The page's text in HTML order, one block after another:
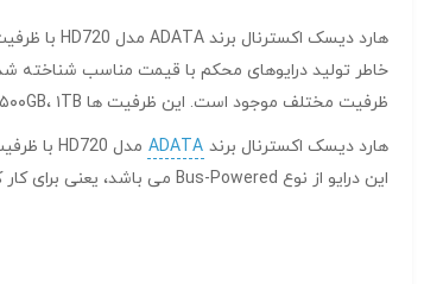
هارد دیسک اکسترنال برند ADATA مدل HD720 با ظرفیت ۲ ترابایت برای مدت های طولانی از درایوهای قابل حمل برای پشتیبان گیری و همچنین به همراه داشتن فایل های ضروری استفاده می شد. کمپانی
ظرفیت مختلف موجود است. این ظرفیت ها ۵۰۰GB، ۱TB و ۲TB می باشد که در رنگ های آبی، مشکی و زرد ارائه می شوند.
هارد دیسک اکسترنال برند ADATA
این درایو از نوع Bus-Powered می باشد، یعنی برای کار کردن فقط به اتصال از طریق پورت USB به رایانه نیاز دارد.